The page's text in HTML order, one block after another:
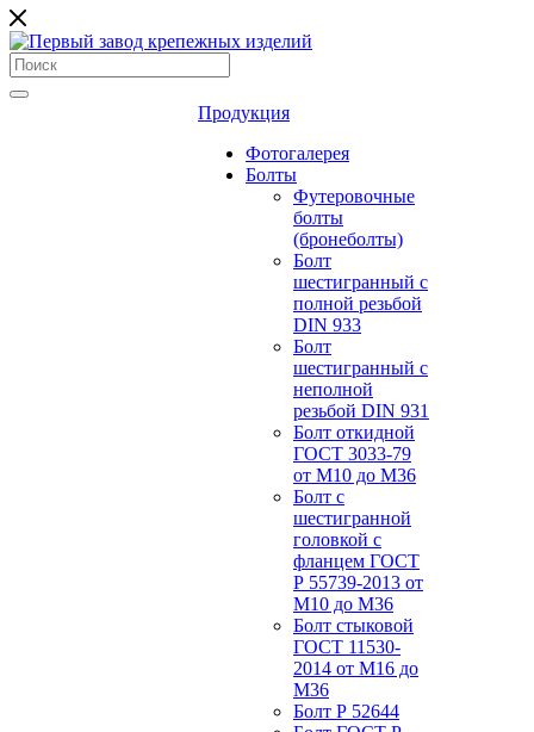
Продукция
Фотогалерея
Болты
Футеровочные
болты
(бронеболты)
Болт
шестигранный с
полной резьбой
DIN 933
Болт
шестигранный с
неполной
резьбой DIN 931
Болт откидной
ГОСТ 3033-79
от М10 до М36
Болт с
шестигранной
головкой с
фланцем ГОСТ
Р 55739-2013 от
М10 до М36
Болт стыковой
ГОСТ 11530-
2014 от М16 до
М36
Болт Р 52644